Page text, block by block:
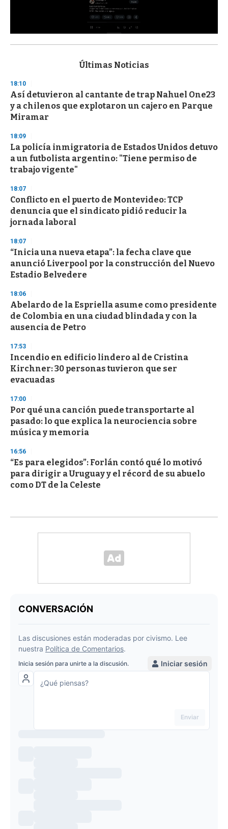
s
d
s
o
f
3
s
e
c
o
n
s
Últimas Noticias
18:10
Así detuvieron al cantante de trap Nahuel One23
y a chilenos que explotaron un cajero en Parque
Miramar
18:09
La policía inmigratoria de Estados Unidos detuvo
a un futbolista argentino: "Tiene permiso de
trabajo vigente"
18:07
Conflicto en el puerto de Montevideo: TCP
denuncia que el sindicato pidió reducir la
jornada laboral
18:07
“Inicia una nueva etapa”: la fecha clave que
anunció Liverpool por la construcción del Nuevo
Estadio Belvedere
18:06
Abelardo de la Espriella asume como presidente
de Colombia en una ciudad blindada y con la
ausencia de Petro
17:53
Incendio en edificio lindero al de Cristina
Kirchner: 30 personas tuvieron que ser
evacuadas
17:00
Por qué una canción puede transportarte al
pasado: lo que explica la neurociencia sobre
música y memoria
16:56
“Es para elegidos”: Forlán contó qué lo motivó
para dirigir a Uruguay y el récord de su abuelo
como DT de la Celeste